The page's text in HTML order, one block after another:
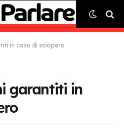
in caso di sciopero
garantiti in